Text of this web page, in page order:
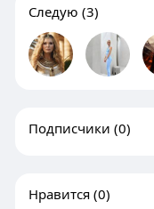
Следую (3)
Подписчики (0)
Нравится (0)